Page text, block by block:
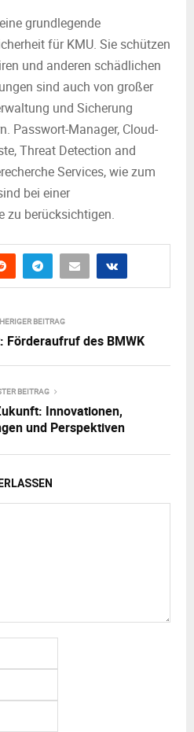
grundlegende
für KMU. Sie schützen
und anderen schädlichen
sind auch von großer
und Sicherung
Passwort-Manager, Cloud-
Threat Detection and
Services, wie zum
bei einer
zu berücksichtigen.
BEITRAG
des BMWK
BEITRAG
Innovationen,
und Perspektiven